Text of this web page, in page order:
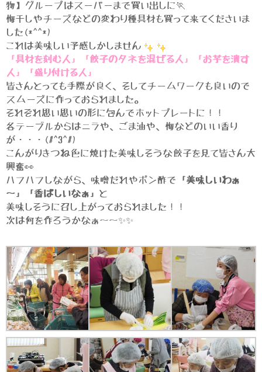
物】グループはスーパーまで買い出しに🏃
梅干しやチーズなどの変わり種具材も買って来てくださいま
した(*^^*)
これは美味しい予感しかしません
「具材を刻む人」「餃子のタネを混ぜる人」「お芋を潰す
人」「盛り付ける人」
皆さんとっても手際が良く、そしてチームワークも良いので
スムーズに作っておられました。
それぞれ思い思いの形に包んでホットプレートに！！
各テーブルからはニラや、ごま油や、梅などのいい香り
が・・・(#^3^#)
こんがりきつね色に焼けた美味しそうな餃子を見て皆さん大
興奮👀
ハフハフしながら、味噌だれやポン酢で
「美味しいわぁ
～」「香ばしいなぁ」 と
美味しそうに召し上がっておられました！！
次は何を作ろうかなぁ～～✨✨